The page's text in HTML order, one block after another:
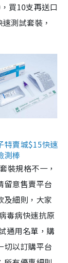
買10支再送口
測試套裝，
特賣城$15快速
測棒
裝規格不一，
留意售賣平台
及細則，大家
毒病快速抗原
通用名單，購
切以訂購平台